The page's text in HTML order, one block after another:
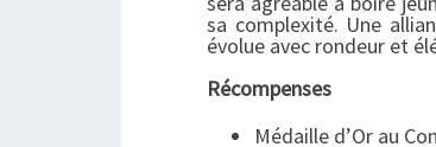
sa complexité. Une
évolue avec rondeur et
Récompenses
Médaille d’Or au